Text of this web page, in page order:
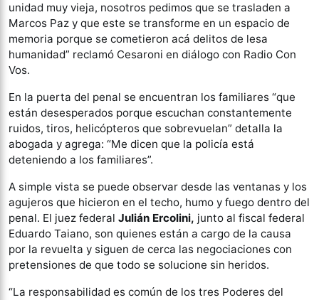
unidad muy vieja, nosotros pedimos que se trasladen a
Marcos Paz y que este se transforme en un espacio de
memoria porque se cometieron acá delitos de lesa
humanidad” reclamó Cesaroni en diálogo con Radio Con
Vos.
En la puerta del penal se encuentran los familiares “que
están desesperados porque escuchan constantemente
ruidos, tiros, helicópteros que sobrevuelan” detalla la
abogada y agrega: “Me dicen que la policía está
deteniendo a los familiares”.
A simple vista se puede observar desde las ventanas y los
agujeros que hicieron en el techo, humo y fuego dentro del
penal. El juez federal Julián Ercolini, junto al fiscal federal
Eduardo Taiano, son quienes están a cargo de la causa
por la revuelta y siguen de cerca las negociaciones con
pretensiones de que todo se solucione sin heridos.
“La responsabilidad es común de los tres Poderes del